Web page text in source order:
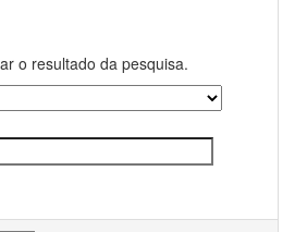
o resultado da pesquisa.